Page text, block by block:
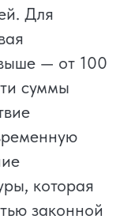
Для
— от 100
суммы
которая
законной